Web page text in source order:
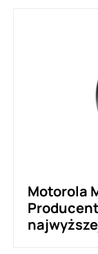
Motorola